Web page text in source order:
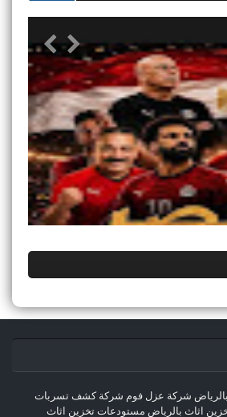
شركة عزل فوم شركة كشف تسربات
اثاث بالرياض مستودعات تخزين اثاث